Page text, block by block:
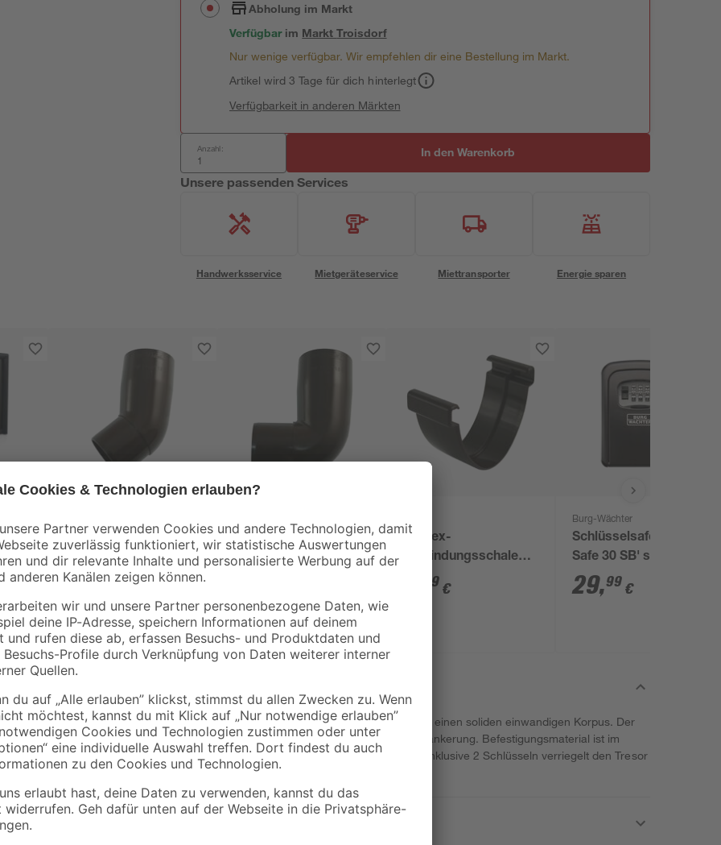
Abholung im Markt
Verfügbar im MarktTroisdorf
Nur wenige verfügbar. Wir empfehlen dir eine Bestellung im Markt.
Artikel wird 3 Tage für dich hinterlegt
Verfügbarkeit in anderen Märkten
Anzahl: In den Warenkorb
Unsere passenden Services
Handwerksservice Mietgeräteservice Miettransporter Energie sparen
Rohrbogen braun 45°
DN 53
4,29
Rohrbogen braun 87°
DN 53
Duplex-
Verbindungsschale
braun
69 €
Burg-Wächter
Schlüsselsafe 'Key
Safe 30 SB' schwarz
29,99 €
Der Burg-Wächter Möbeltresor 'Favor S 5 K' hat einen soliden einwandigen Korpus. Der
Tresor bietet eine Möglichkeit zur Rückwandverankerung. Befestigungsmaterial ist im
Lieferumfang enthalten. Ein Doppelbartschloss inklusive 2 Schlüsseln verriegelt den Tresor
sicher.